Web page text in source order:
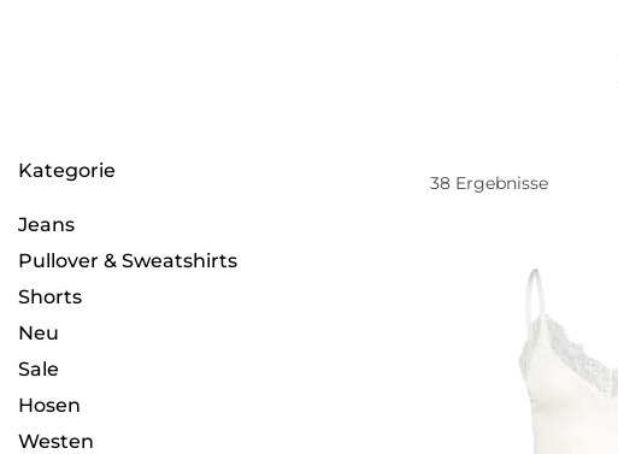
Kategorie
Jeans
Pullover & Sweatshirts
Shorts
Neu
Sale
Hosen
Westen
38Ergebnisse